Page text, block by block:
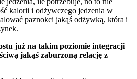
kalorii i odżywczego jedzenia w
paznokci jakąś odżywką, która i
już na takim poziomie integracji
jakąś zaburzoną relację z